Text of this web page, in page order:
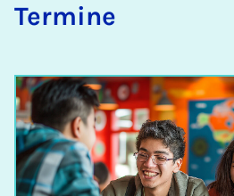
Ter­mi­ne